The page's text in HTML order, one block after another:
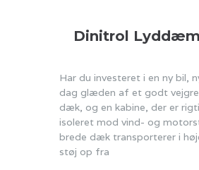
Dinitrol
Har du investeret i en ny bil,
dag glæden af et godt
dæk, og en kabine, der er
isoleret mod vind- og
brede dæk transporterer i
støj op fra